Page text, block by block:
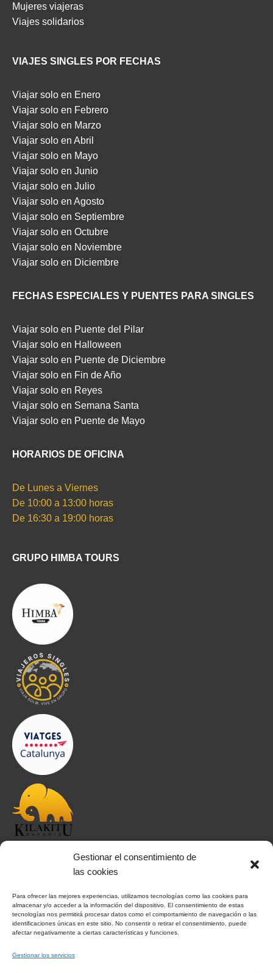
Gestionar el consentimiento de
las cookies
Para ofrecer las mejores experiencias, utilizamos tecnologías como las cookies para
almacenar y/o acceder a la información del dispositivo. El consentimiento de estas
tecnologías nos permitirá procesar datos como el comportamiento de navegación o las
identificaciones únicas en este sitio. No consentir o retirar el consentimiento, puede
afectar negativamente a ciertas características y funciones.
Gestionar los servicios
Mujeres viajeras
Viajes solidarios
VIAJES SINGLES POR FECHAS
Viajar solo en Enero
Viajar solo en Febrero
Viajar solo en Marzo
Viajar solo en Abril
Viajar solo en Mayo
Viajar solo en Junio
Viajar solo en Julio
Viajar solo en Agosto
Viajar solo en Septiembre
Viajar solo en Octubre
Viajar solo en Noviembre
Viajar solo en Diciembre
FECHAS ESPECIALES Y PUENTES PARA SINGLES
Viajar solo en Puente del Pilar
Viajar solo en Halloween
Viajar solo en Puente de Diciembre
Viajar solo en Fin de Año
Viajar solo en Reyes
Viajar solo en Semana Santa
Viajar solo en Puente de Mayo
HORARIOS DE OFICINA
De Lunes a Viernes
De 10:00 a 13:00 horas
De 16:30 a 19:00 horas
GRUPO HIMBA TOURS
INFORMACIÓN
Aviso Legal
Política de Privacidad
Política de Cookies